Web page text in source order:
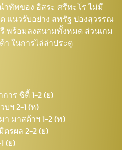
ทัพของ อิสระ ศรีทะโร ไม่มี
แนวรับอย่าง สหรัฐ ปองสุวรรณ
พร้อมลงสนามทั้งหมด ส่วนเกม
า ในการไล่ล่าประตู
าร ซิตี้ 1-2 (ย)
บฯ 2-1 (ห)
า มาสด้าฯ 1-2 (ห)
ตรผล 2-2 (ย)
(ย)